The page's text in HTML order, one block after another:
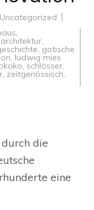
Uncategorized
,
,
, gotische
, ludwig mies
, schlösser,
, zeitgenössisch,
die
eine